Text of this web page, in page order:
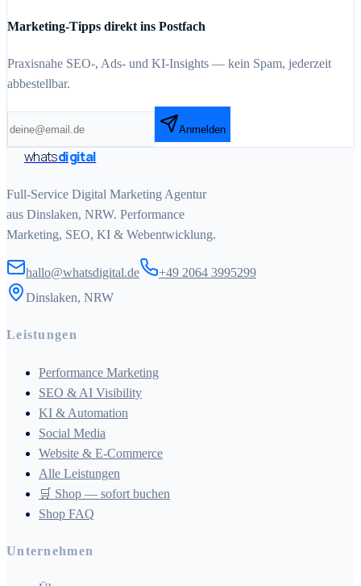
Marketing-Tipps direkt ins Postfach
Praxisnahe SEO-, Ads- und KI-Insights — kein Spam, jederzeit
abbestellbar.
Anmelden
whatsdigital
Full-Service Digital Marketing Agentur
aus Dinslaken, NRW. Performance
Marketing, SEO, KI & Webentwicklung.
hallo@whatsdigital.de
+49 2064 3995299
Dinslaken, NRW
Leistungen
Performance Marketing
SEO & AI Visibility
KI & Automation
Social Media
Website & E-Commerce
Alle Leistungen
🛒 Shop — sofort buchen
Shop FAQ
Unternehmen